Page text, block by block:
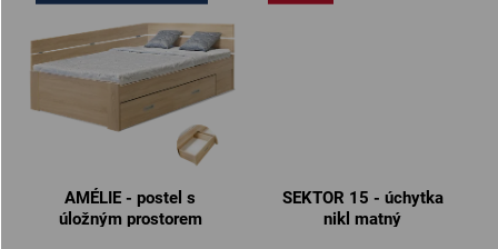
AMÉLIE - postel s
úložným prostorem
SEKTOR 15 - úchytka
nikl matný